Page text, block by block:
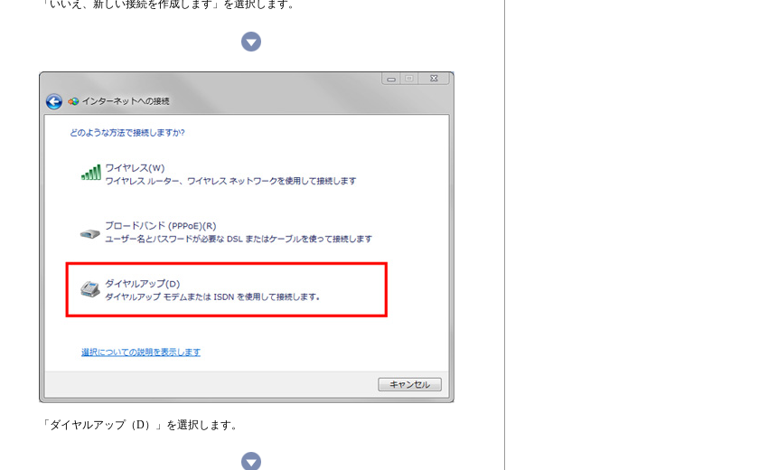
「いいえ、新しい接続を作成します」を選択します。
「ダイヤルアップ（D）」を選択します。